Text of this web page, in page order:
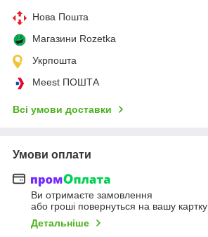
Нова Пошта
Магазини Rozetka
Укрпошта
Meest ПОШТА
Всі умови доставки
Умови оплати
Ви отримаєте замовлення
або гроші повернуться на вашу картку
Детальніше